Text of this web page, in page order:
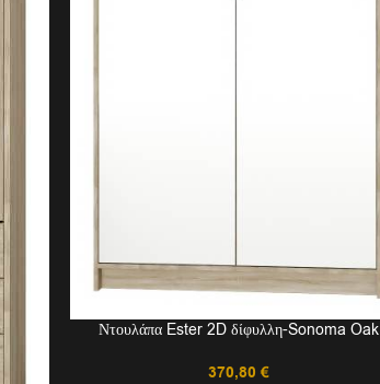
Ντουλάπα Ester 2D δίφυλλη-Sonoma Oak
370,80€